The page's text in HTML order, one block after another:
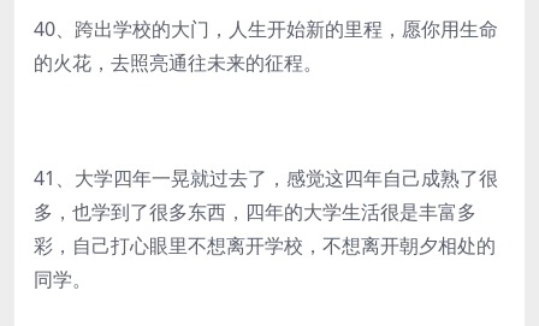
40、跨出学校的大门，人生开始新的里程，愿你用生命
的火花，去照亮通往未来的征程。
41、大学四年一晃就过去了，感觉这四年自己成熟了很
多，也学到了很多东西，四年的大学生活很是丰富多
彩，自己打心眼里不想离开学校，不想离开朝夕相处的
同学。